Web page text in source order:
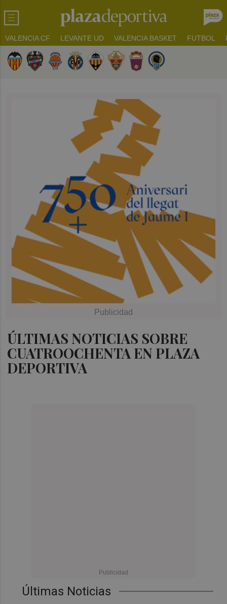
VALENCIA CF LEVANTE UD VALENCIA BASKET FUTBOL
ÚLTIMAS NOTICIAS SOBRE
CUATROOCHENTA EN PLAZA
DEPORTIVA
Últimas Noticias